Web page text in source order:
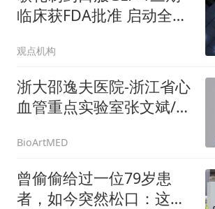
临床获FDA批准 启动全球
观点机构
浙大邵逸夫医院-浙江省心
血管重点实验室张文斌/张
研助理
BioArtMED
曾偷偷给过一位79岁患
者，如今突然松口：这款